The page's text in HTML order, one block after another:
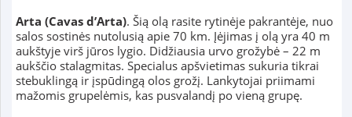
Arta (Cavas d’Arta). Šią olą rasite rytinėje pakrantėje, nuo
salos sostinės nutolusią apie 70 km. Įėjimas į olą yra 40 m
aukštyje virš jūros lygio. Didžiausia urvo grožybė – 22 m
aukščio stalagmitas. Specialus apšvietimas sukuria tikrai
stebuklingą ir įspūdingą olos grožį. Lankytojai priimami
mažomis grupelėmis, kas pusvalandį po vieną grupę.